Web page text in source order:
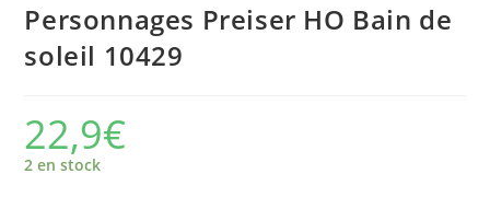
Personnages Preiser HO Bain de
soleil 10429
22,9€
2 en stock